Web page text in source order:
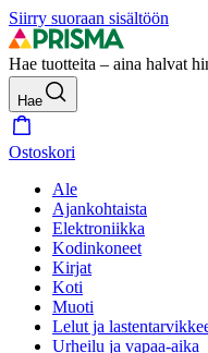
Siirry suoraan sisältöön
Hae tuotteita – aina halvat
Hae
Ostoskori
Ale
Ajankohtaista
Elektroniikka
Kodinkoneet
Kirjat
Koti
Muoti
Lelut ja
Urheilu ja vapaa-aika